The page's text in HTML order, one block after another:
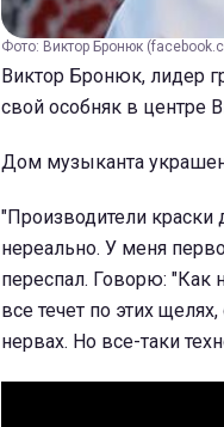
Фото: Виктор Бронюк
Виктор Бронюк, лидер
свой особняк в центре
Дом музыканта
"Производители краски
нереально. У меня
переспал. Говорю: "Как
все течет по этих
нервах. Но все-таки